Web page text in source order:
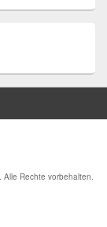
. Alle Rechte vorbehalten.